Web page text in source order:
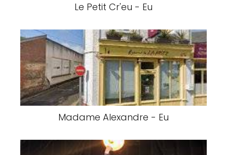
Le Petit Cr'eu - Eu
Madame Alexandre - Eu